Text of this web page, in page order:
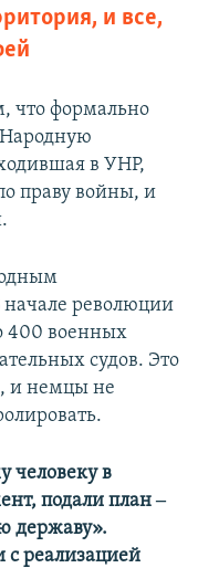
и все,
что формально
в УНР,
праву войны, и
революции
400 военных
судов. Это
и немцы не
человеку в
подали план ‒
державу».
реализацией